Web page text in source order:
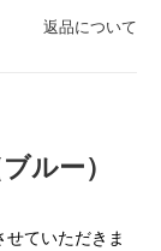
返品について
ルー）
ていただきま